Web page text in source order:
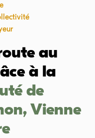
au
à la
de
Vienne